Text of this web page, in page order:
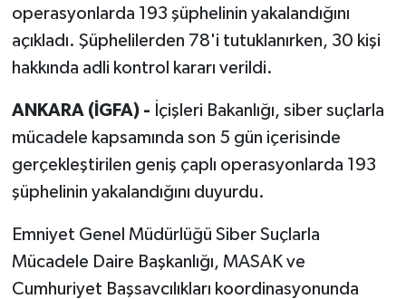
operasyonlarda 193 şüphelinin yakalandığını
açıkladı. Şüphelilerden 78'i tutuklanırken, 30 kişi
hakkında adli kontrol kararı verildi.
ANKARA (İGFA) - İçişleri Bakanlığı, siber suçlarla
mücadele kapsamında son 5 gün içerisinde
gerçekleştirilen geniş çaplı operasyonlarda 193
şüphelinin yakalandığını duyurdu.
Emniyet Genel Müdürlüğü Siber Suçlarla
Mücadele Daire Başkanlığı, MASAK ve
Cumhuriyet Başsavcılıkları koordinasyonunda